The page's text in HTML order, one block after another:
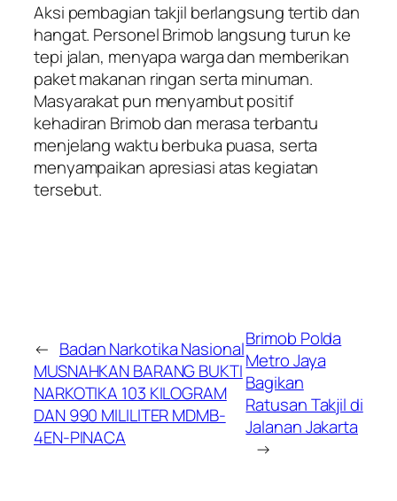
Aksi pembagian takjil berlangsung tertib dan
hangat. Personel Brimob langsung turun ke
tepi jalan, menyapa warga dan memberikan
paket makanan ringan serta minuman.
Masyarakat pun menyambut positif
kehadiran Brimob dan merasa terbantu
menjelang waktu berbuka puasa, serta
menyampaikan apresiasi atas kegiatan
tersebut.
← Badan Narkotika Nasional
MUSNAHKAN BARANG BUKTI
NARKOTIKA 103 KILOGRAM
DAN 990 MILILITER MDMB-
4EN-PINACA
Brimob Polda
Metro Jaya
Bagikan
Ratusan Takjil di
Jalanan Jakarta
→